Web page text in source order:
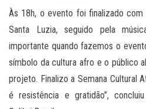
Às 18h, o evento foi finalizado
Santa Luzia, seguido pela
importante quando fazemos o
símbolo da cultura afro e o público
projeto. Finalizo a Semana Cultural
é resistência e gratidão”,